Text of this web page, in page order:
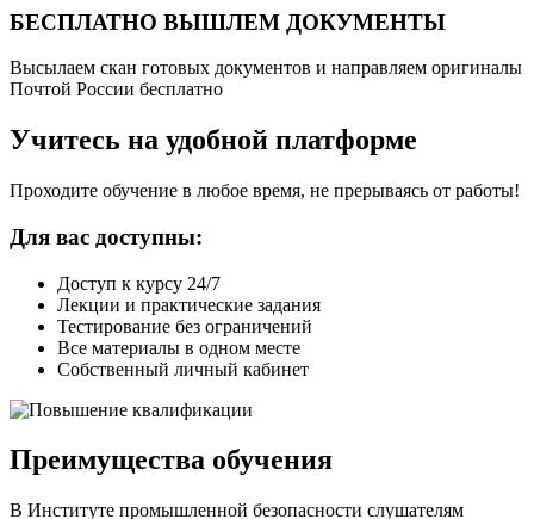
БЕСПЛАТНО ВЫШЛЕМ ДОКУМЕНТЫ
Высылаем скан готовых документов и направляем оригиналы
Почтой России бесплатно
Учитесь на удобной платформе
Проходите обучение в любое время, не прерываясь от работы!
Для вас доступны:
Доступ к курсу 24/7
Лекции и практические задания
Тестирование без ограничений
Все материалы в одном месте
Собственный личный кабинет
Преимущества обучения
В Институте промышленной безопасности слушателям